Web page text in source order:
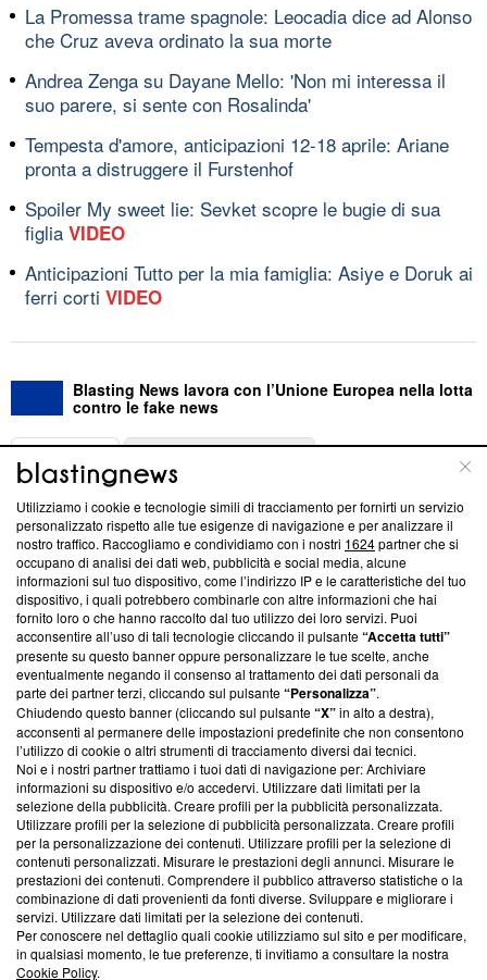
La Promessa trame spagnole: Leocadia dice ad Alonso
che Cruz aveva ordinato la sua morte
Andrea Zenga su Dayane Mello: 'Non mi interessa il
suo parere, si sente con Rosalinda'
Tempesta d'amore, anticipazioni 12-18 aprile: Ariane
pronta a distruggere il Furstenhof
Spoiler My sweet lie: Sevket scopre le bugie di sua
figlia VIDEO
Anticipazioni Tutto per la mia famiglia: Asiye e Doruk ai
ferri corti VIDEO
Blasting News lavora con l’Unione Europea nella lotta
contro le fake news
ABOUT
Questa sezione offre informazioni trasparenti su Blasting
News, sui nostri processi editoriali e su come ci impegniamo a
creare news di qualità. Inoltre, afferma la nostra aderenza a
‘Trust Project - News with Integrity’Blasting News non è
ancora membro del programma, ma ha richiesto di farne
parte; Trust Project non ha ancora effettuato una verifica di
conformità agli standard.
Su di noi
Team editoriale
Corporate
Redazione
Informativa Privacy
Cookie Policy
Blasting SA, IDI CHE-247.845.224, Via Carlo Frasca, 3 - 6900
Lugano (Svizzera) Tel:+39 0690258937
Utilizziamo i cookie e tecnologie simili di tracciamento per fornirti un servizio
personalizzato rispetto alle tue esigenze di navigazione e per analizzare il
nostro traffico. Raccogliamo e condividiamo con i nostri 1624partner che si
occupano di analisi dei dati web, pubblicità e social media, alcune
informazioni sul tuo dispositivo, come l’indirizzo IP e le caratteristiche del tuo
dispositivo, i quali potrebbero combinarle con altre informazioni che hai
fornito loro o che hanno raccolto dal tuo utilizzo dei loro servizi. Puoi
acconsentire all’uso di tali tecnologie cliccando il pulsante“Accetta tutti”
presente su questo banner oppure personalizzare le tue scelte, anche
eventualmente negando il consenso al trattamento dei dati personali da
parte dei partner terzi, cliccando sul pulsante“Personalizza”.
Chiudendo questo banner (cliccando sul pulsante“X”in alto a destra),
acconsenti al permanere delle impostazioni predefinite che non consentono
l’utilizzo di cookie o altri strumenti di tracciamento diversi dai tecnici.
Noi e i nostri partner trattiamo i tuoi dati di navigazione per: Archiviare
informazioni su dispositivo e/o accedervi. Utilizzare dati limitati per la
selezione della pubblicità. Creare profili per la pubblicità personalizzata.
Utilizzare profili per la selezione di pubblicità personalizzata. Creare profili
per la personalizzazione dei contenuti. Utilizzare profili per la selezione di
contenuti personalizzati. Misurare le prestazioni degli annunci. Misurare le
prestazioni dei contenuti. Comprendere il pubblico attraverso statistiche o la
combinazione di dati provenienti da fonti diverse. Sviluppare e migliorare i
servizi. Utilizzare dati limitati per la selezione dei contenuti.
Per conoscere nel dettaglio quali cookie utilizziamo sul sito e per modificare,
in qualsiasi momento, le tue preferenze, ti invitiamo a consultare la nostra
Cookie Policy.